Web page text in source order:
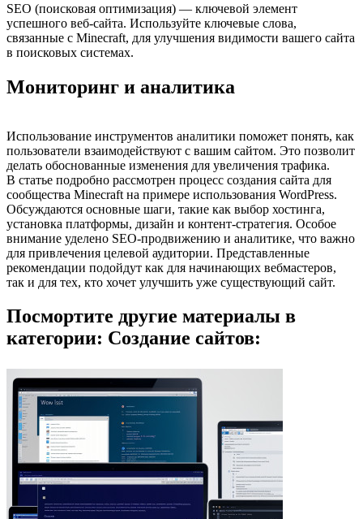
SEO (поисковая оптимизация) — ключевой элемент
успешного веб-сайта. Используйте ключевые слова,
связанные с Minecraft, для улучшения видимости вашего сайта
в поисковых системах.
Мониторинг и аналитика
Использование инструментов аналитики поможет понять, как
пользователи взаимодействуют с вашим сайтом. Это позволит
делать обоснованные изменения для увеличения трафика.
В статье подробно рассмотрен процесс создания сайта для
сообщества Minecraft на примере использования WordPress.
Обсуждаются основные шаги, такие как выбор хостинга,
установка платформы, дизайн и контент-стратегия. Особое
внимание уделено SEO-продвижению и аналитике, что важно
для привлечения целевой аудитории. Представленные
рекомендации подойдут как для начинающих вебмастеров,
так и для тех, кто хочет улучшить уже существующий сайт.
Посмортите другие материалы в
категории: Создание сайтов: